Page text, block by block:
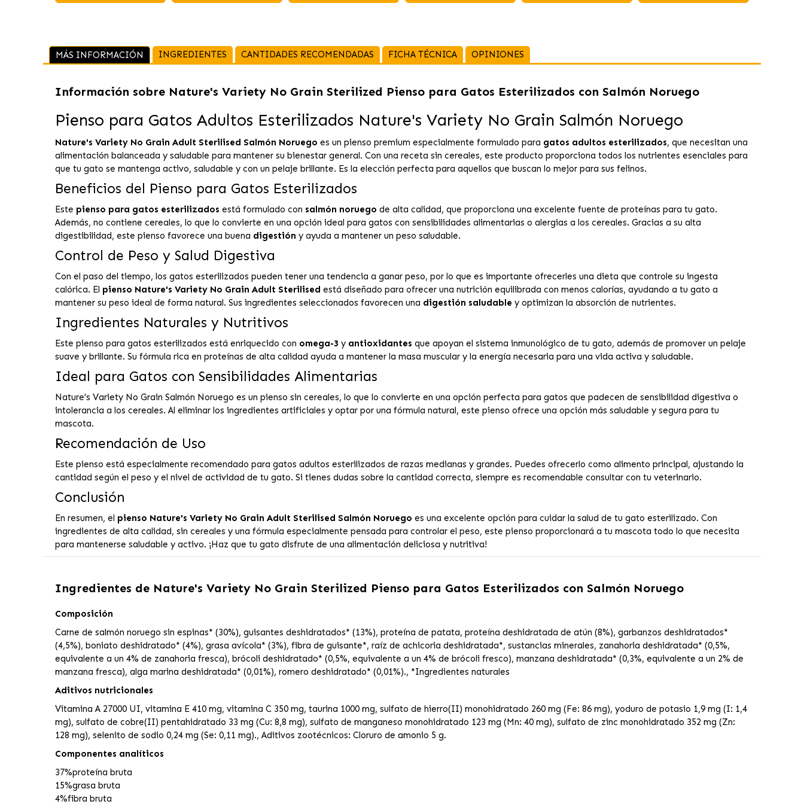
MÁS INFORMACIÓN INGREDIENTES CANTIDADES RECOMENDADAS FICHA TÉCNICA OPINIONES
Información sobre Nature's Variety No Grain Sterilized Pienso para Gatos Esterilizados con Salmón Noruego
Pienso para Gatos Adultos Esterilizados Nature's Variety No Grain Salmón Noruego
Nature's Variety No Grain Adult Sterilised Salmón Noruego es un pienso premium especialmente formulado para gatos adultos esterilizados, que necesitan una
alimentación balanceada y saludable para mantener su bienestar general. Con una receta sin cereales, este producto proporciona todos los nutrientes esenciales para
que tu gato se mantenga activo, saludable y con un pelaje brillante. Es la elección perfecta para aquellos que buscan lo mejor para sus felinos.
Beneficios del Pienso para Gatos Esterilizados
Este pienso para gatos esterilizados está formulado con salmón noruego de alta calidad, que proporciona una excelente fuente de proteínas para tu gato.
Además, no contiene cereales, lo que lo convierte en una opción ideal para gatos con sensibilidades alimentarias o alergias a los cereales. Gracias a su alta
digestibilidad, este pienso favorece una buena digestión y ayuda a mantener un peso saludable.
Control de Peso y Salud Digestiva
Con el paso del tiempo, los gatos esterilizados pueden tener una tendencia a ganar peso, por lo que es importante ofrecerles una dieta que controle su ingesta
calórica. El pienso Nature's Variety No Grain Adult Sterilised está diseñado para ofrecer una nutrición equilibrada con menos calorías, ayudando a tu gato a
mantener su peso ideal de forma natural. Sus ingredientes seleccionados favorecen una digestión saludable y optimizan la absorción de nutrientes.
Ingredientes Naturales y Nutritivos
Este pienso para gatos esterilizados está enriquecido con omega-3 y antioxidantes que apoyan el sistema inmunológico de tu gato, además de promover un pelaje
suave y brillante. Su fórmula rica en proteínas de alta calidad ayuda a mantener la masa muscular y la energía necesaria para una vida activa y saludable.
Ideal para Gatos con Sensibilidades Alimentarias
Nature's Variety No Grain Salmón Noruego es un pienso sin cereales, lo que lo convierte en una opción perfecta para gatos que padecen de sensibilidad digestiva o
intolerancia a los cereales. Al eliminar los ingredientes artificiales y optar por una fórmula natural, este pienso ofrece una opción más saludable y segura para tu
mascota.
Recomendación de Uso
Este pienso está especialmente recomendado para gatos adultos esterilizados de razas medianas y grandes. Puedes ofrecerlo como alimento principal, ajustando la
cantidad según el peso y el nivel de actividad de tu gato. Si tienes dudas sobre la cantidad correcta, siempre es recomendable consultar con tu veterinario.
Conclusión
En resumen, el pienso Nature's Variety No Grain Adult Sterilised Salmón Noruego es una excelente opción para cuidar la salud de tu gato esterilizado. Con
ingredientes de alta calidad, sin cereales y una fórmula especialmente pensada para controlar el peso, este pienso proporcionará a tu mascota todo lo que necesita
para mantenerse saludable y activo. ¡Haz que tu gato disfrute de una alimentación deliciosa y nutritiva!
Ingredientes de Nature's Variety No Grain Sterilized Pienso para Gatos Esterilizados con Salmón Noruego
Composición
Carne de salmón noruego sin espinas* (30%), guisantes deshidratados* (13%), proteína de patata, proteína deshidratada de atún (8%), garbanzos deshidratados*
(4,5%), boniato deshidratado* (4%), grasa avícola* (3%), fibra de guisante*, raíz de achicoria deshidratada*, sustancias minerales, zanahoria deshidratada* (0,5%,
equivalente a un 4% de zanahoria fresca), brócoli deshidratado* (0,5%, equivalente a un 4% de brócoli fresco), manzana deshidratada* (0,3%, equivalente a un 2% de
manzana fresca), alga marina deshidratada* (0,01%), romero deshidratado* (0,01%)., *Ingredientes naturales
Aditivos nutricionales
Vitamina A 27000 UI, vitamina E 410 mg, vitamina C 350 mg, taurina 1000 mg, sulfato de hierro(II) monohidratado 260 mg (Fe: 86 mg), yoduro de potasio 1,9 mg (I: 1,4
mg), sulfato de cobre(II) pentahidratado 33 mg (Cu: 8,8 mg), sulfato de manganeso monohidratado 123 mg (Mn: 40 mg), sulfato de zinc monohidratado 352 mg (Zn:
128 mg), selenito de sodio 0,24 mg (Se: 0,11 mg)., Aditivos zootécnicos: Cloruro de amonio 5 g.
Componentes analíticos
37%proteína bruta
15%grasa bruta
4%fibra bruta